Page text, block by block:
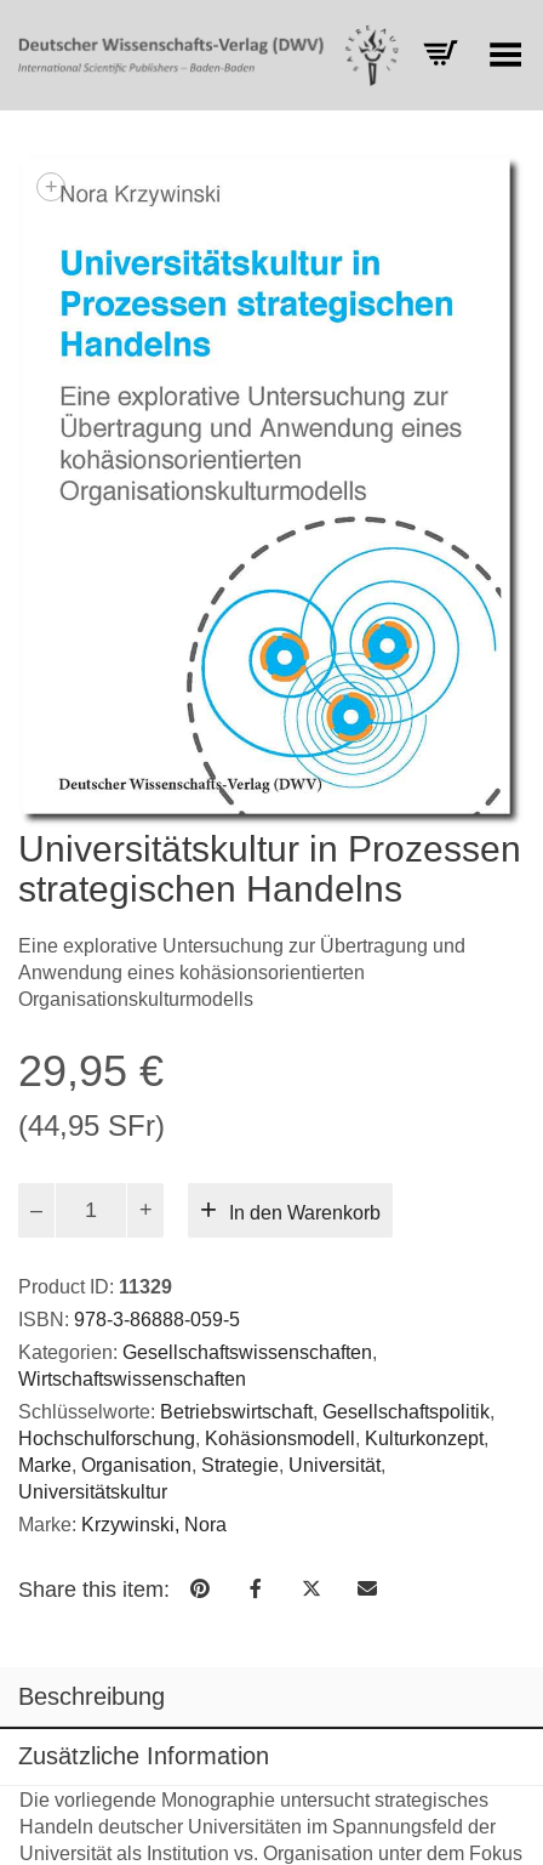
Toggle Menu
+
Universitätskultur in Prozessen
strategischen Handelns
Eine explorative Untersuchung zur Übertragung und
Anwendung eines kohäsionsorientierten
Organisationskulturmodells
29,95 €
(44,95 SFr)
strategischen
Menge
In den Warenkorb
Product ID: 11329
ISBN: 978-3-86888-059-5
Kategorien: Gesellschaftswissenschaften,
Wirtschaftswissenschaften
Schlüsselworte: Betriebswirtschaft, Gesellschaftspolitik,
Hochschulforschung, Kohäsionsmodell , Kulturkonzept,
Marke, Organisation, Strategie, Universität,
Universitätskultur
Marke: Krzywinski, Nora
Share this item:
Beschreibung
Zusätzliche Information
Die vorliegende Monographie untersucht strategisches
Handeln deutscher Universitäten im Spannungsfeld der
Universität als Institution vs. Organisation unter dem Fokus